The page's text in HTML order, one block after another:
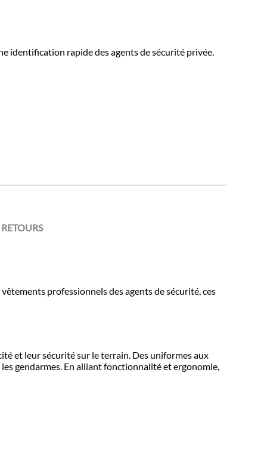
identification rapide des agents de sécurité privée.
professionnels des agents de sécurité, ces
et leur sécurité sur le terrain. Des uniformes aux
gendarmes. En alliant fonctionnalité et ergonomie,